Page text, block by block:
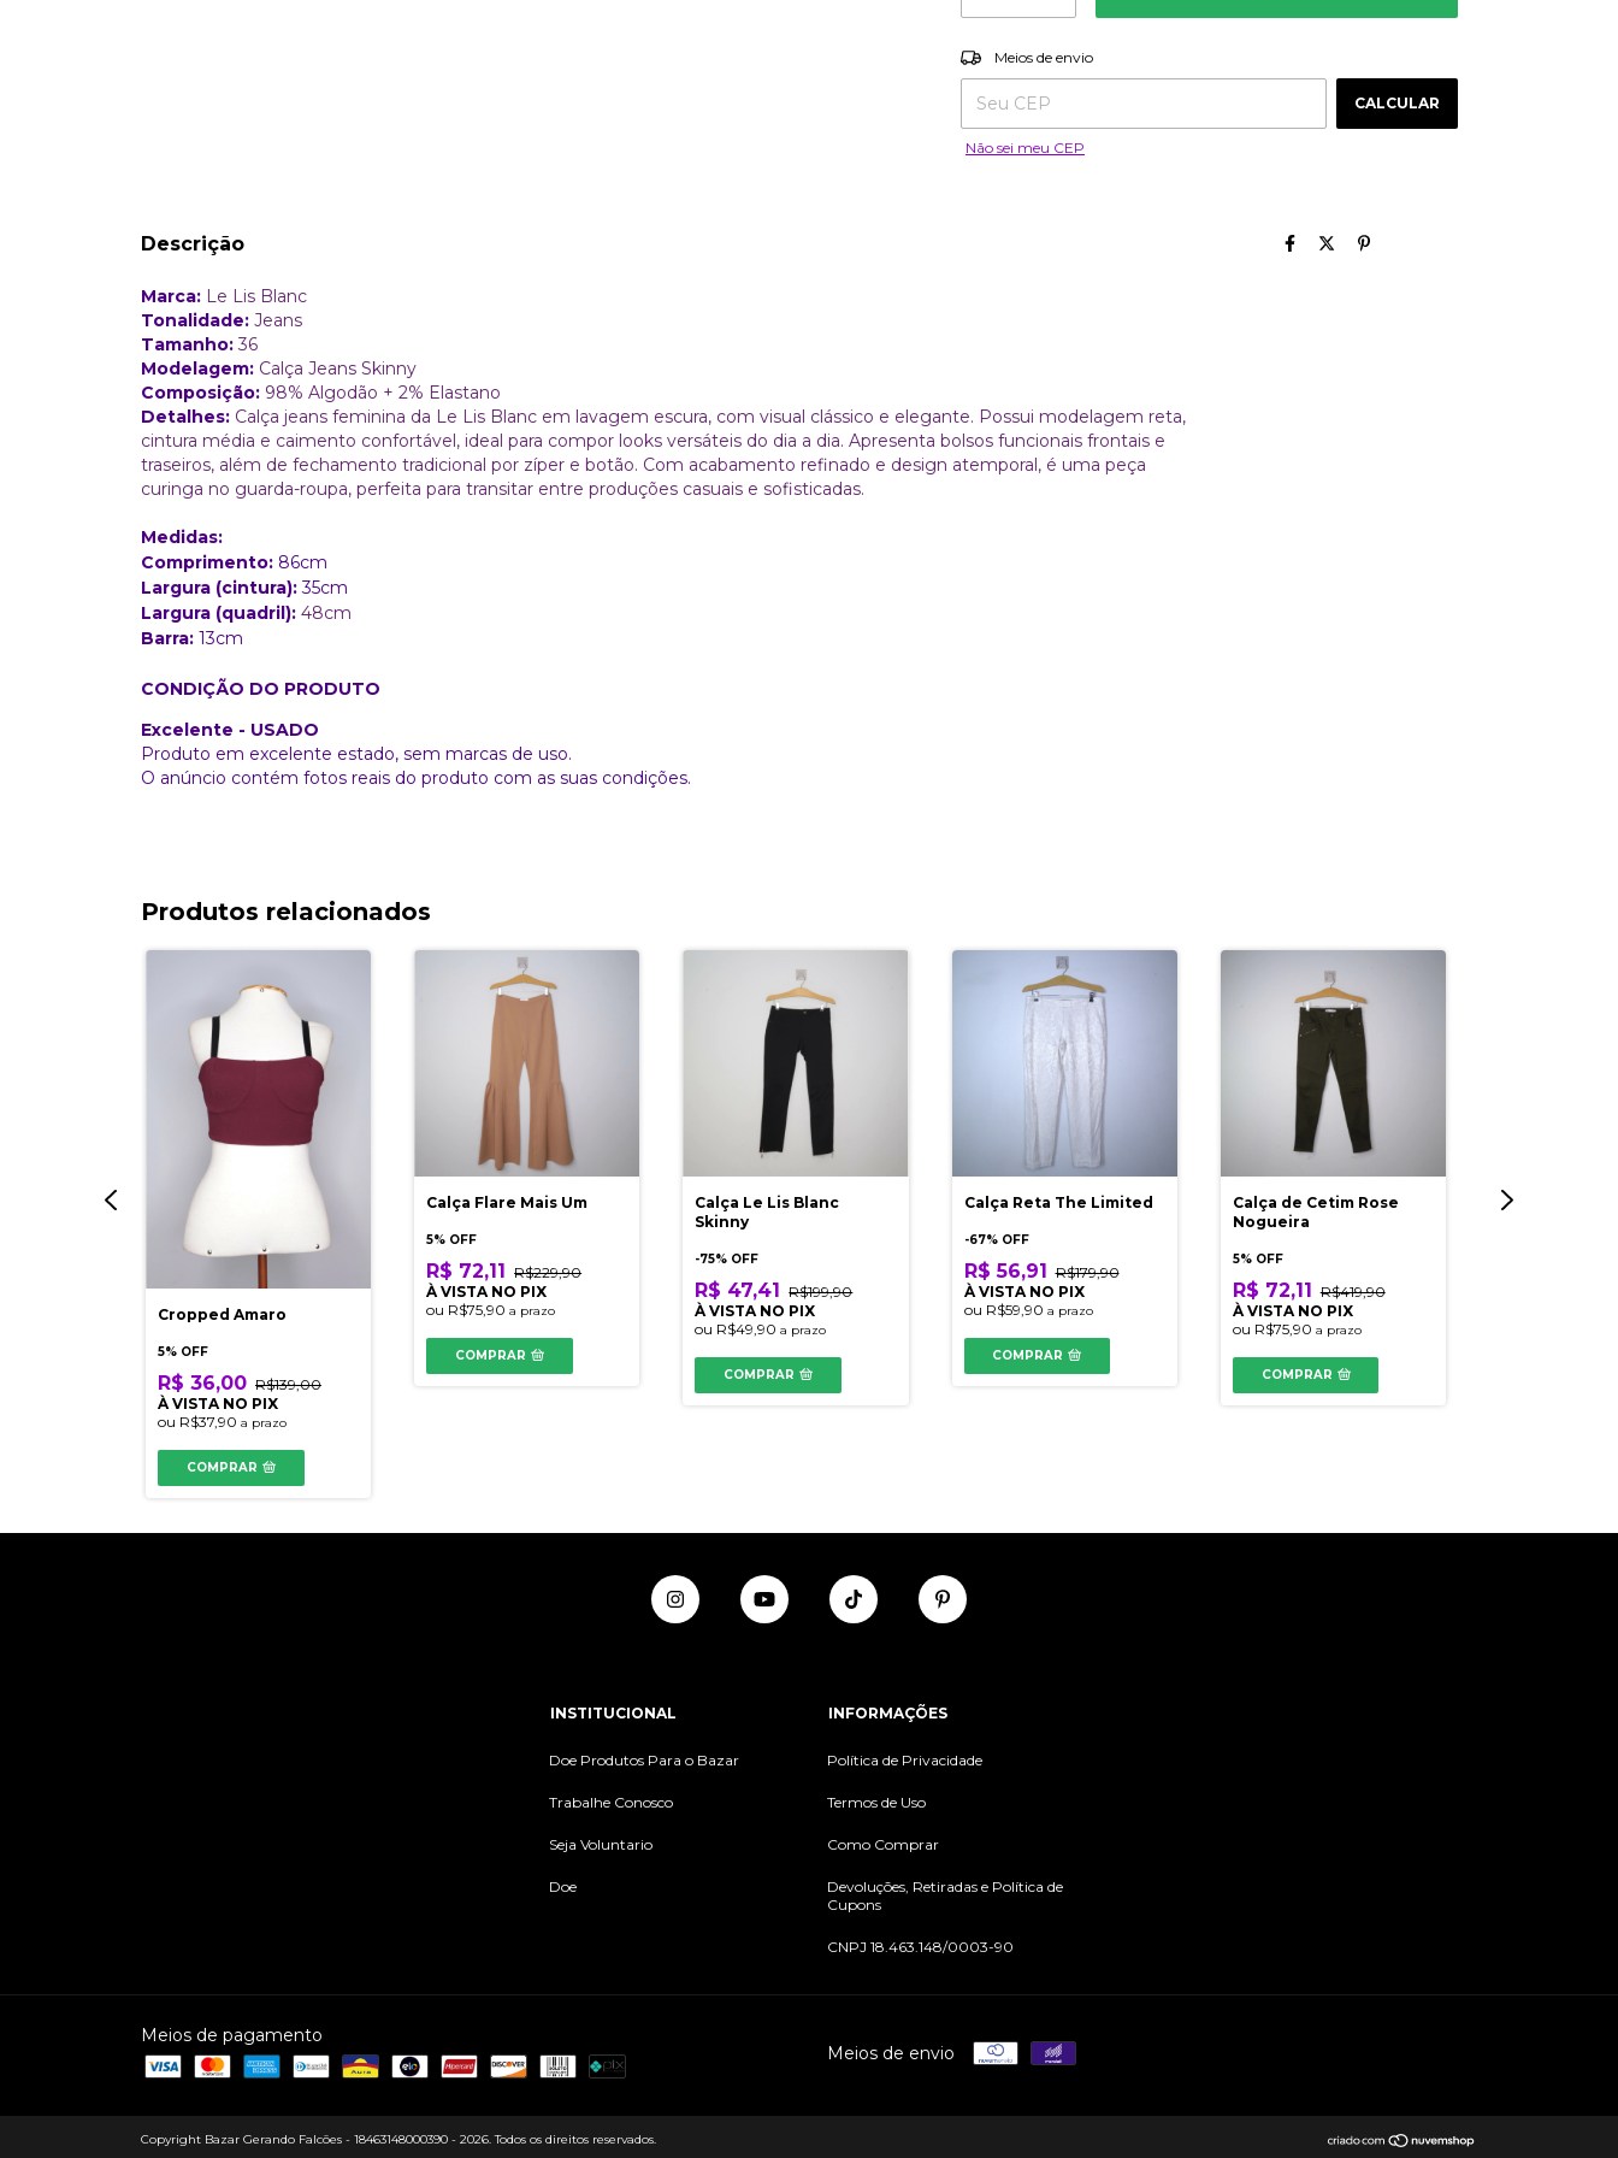
Entregas para o CEP:
Meios de envio
CALCULAR
Não sei meu CEP
Descrição
Marca: Le Lis Blanc
Tonalidade: Jeans
Tamanho:36
Modelagem: Calça Jeans Skinny
Composição: 98% Algodão + 2% Elastano
Detalhes: Calça jeans feminina da Le Lis Blanc em lavagem escura, com visual clássico e elegante. Possui modelagem reta,
cintura média e caimento confortável, ideal para compor looks versáteis do dia a dia. Apresenta bolsos funcionais frontais e
traseiros, além de fechamento tradicional por zíper e botão. Com acabamento refinado e design atemporal, é uma peça
curinga no guarda-roupa, perfeita para transitar entre produções casuais e sofisticadas.
Medidas:
Comprimento: 86cm
Largura (cintura):35cm
Largura (quadril): 48cm
Barra: 13cm
CONDIÇÃO DO PRODUTO
Excelente - USADO
Produto em excelente estado, sem marcas de uso.
O anúncio contém fotos reais do produto com as suas condições.
Produtos relacionados
Cropped Amaro
5% OFF
R$ 36,00 R$139,00
À VISTA NO PIX
ou R$37,90 a prazo
COMPRAR
Calça Flare Mais Um
5% OFF
R$ 72,11 R$229,90
À VISTA NO PIX
ou R$75,90a prazo
COMPRAR
Calça Le Lis Blanc
Skinny
-75% OFF
R$ 47,41 R$199,90
À VISTA NO PIX
ou R$49,90a prazo
COMPRAR
Calça Reta The Limited
-67% OFF
R$ 56,91 R$179,90
À VISTA NO PIX
ou R$59,90 a prazo
COMPRAR
Calça de Cetim Rose
Nogueira
5% OFF
R$ 72,11 R$419,90
À VISTA NO PIX
ou R$75,90 a prazo
COMPRAR
Cropped
INSTITUCIONAL
Doe Produtos Para o Bazar
Trabalhe Conosco
Seja Voluntario
Doe
INFORMAÇÕES
Política de Privacidade
Termos de Uso
Como Comprar
Devoluções, Retiradas e Política de
Cupons
CNPJ 18.463.148/0003-90
Meios de pagamento
Meios de envio
Copyright Bazar Gerando Falcões - 18463148000390 - 2026. Todos os direitos reservados.